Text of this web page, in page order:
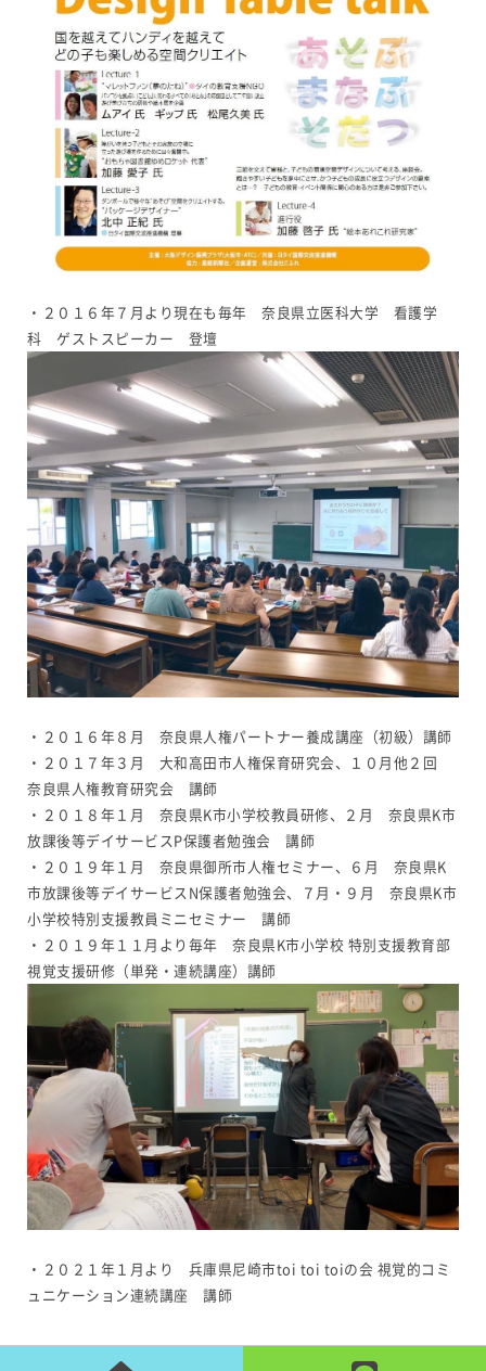
・２０１６年７月より現在も毎年 奈良県立医科大学 看護学
科 ゲストスピーカー 登壇
・２０１６年８月 奈良県人権パートナー養成講座（初級）講師
・２０１７年３月 大和高田市人権保育研究会、１０月他２回
奈良県人権教育研究会 講師
・２０１８年１月 奈良県K市小学校教員研修、２月 奈良県K市
放課後等デイサービスP保護者勉強会 講師
・２０１９年１月 奈良県御所市人権セミナー、６月 奈良県K
市放課後等デイサービスN保護者勉強会、７月・９月 奈良県K市
小学校特別支援教員ミニセミナー 講師
・２０１９年１１月より毎年 奈良県K市小学校 特別支援教育部
視覚支援研修（単発・連続講座）講師
・２０２１年１月より 兵庫県尼崎市toi toi toiの会 視覚的コミ
ュニケーション連続講座 講師